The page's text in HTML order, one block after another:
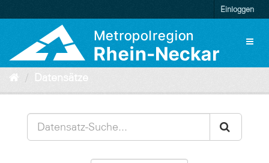
zum
Einloggen
Datensätze